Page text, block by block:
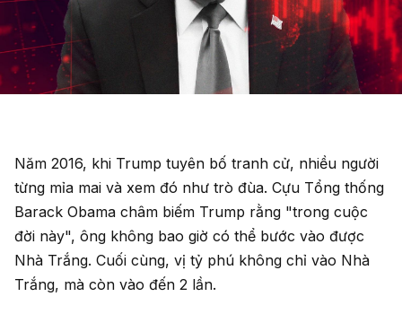
Năm 2016, khi Trump tuyên bố tranh cử, nhiều người
từng mỉa mai và xem đó như trò đùa. Cựu Tổng thống
Barack Obama châm biếm Trump rằng "trong cuộc
đời này", ông không bao giờ có thể bước vào được
Nhà Trắng. Cuối cùng, vị tỷ phú không chỉ vào Nhà
Trắng, mà còn vào đến 2 lần.